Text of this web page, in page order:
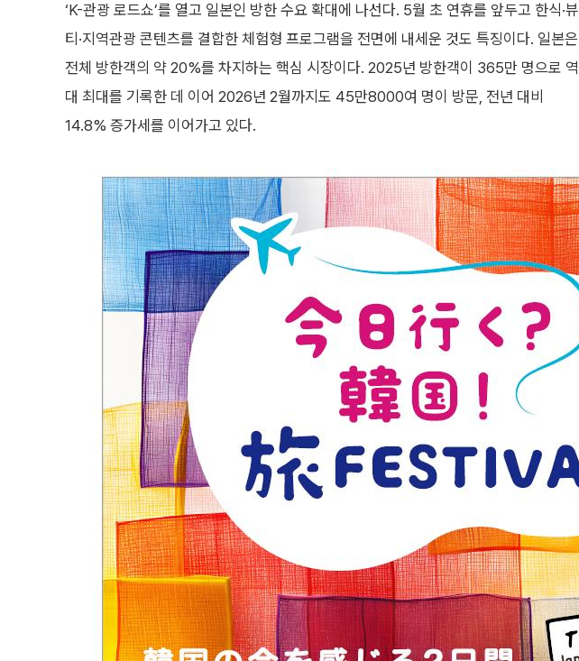
‘K-관광 로드쇼’를 열고 일본인 방한 수요 확대에 나선다. 5월 초 연휴를 앞두고 한식·뷰
티·지역관광 콘텐츠를 결합한 체험형 프로그램을 전면에 내세운 것도 특징이다. 일본은
전체 방한객의 약 20%를 차지하는 핵심 시장이다. 2025년 방한객이 365만 명으로 역
대 최대를 기록한 데 이어 2026년 2월까지도 45만8000여 명이 방문, 전년 대비
14.8% 증가세를 이어가고 있다.